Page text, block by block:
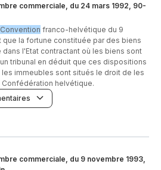
commerciale, du 24 mars 1992, 90-
Convention franco-helvétique du 9
la fortune constituée par des biens
l'Etat contractant où les biens sont
tribunal en déduit que ces dispositions
les immeubles sont situés le droit de les
helvétique.
commerciale, du 9 novembre 1993,